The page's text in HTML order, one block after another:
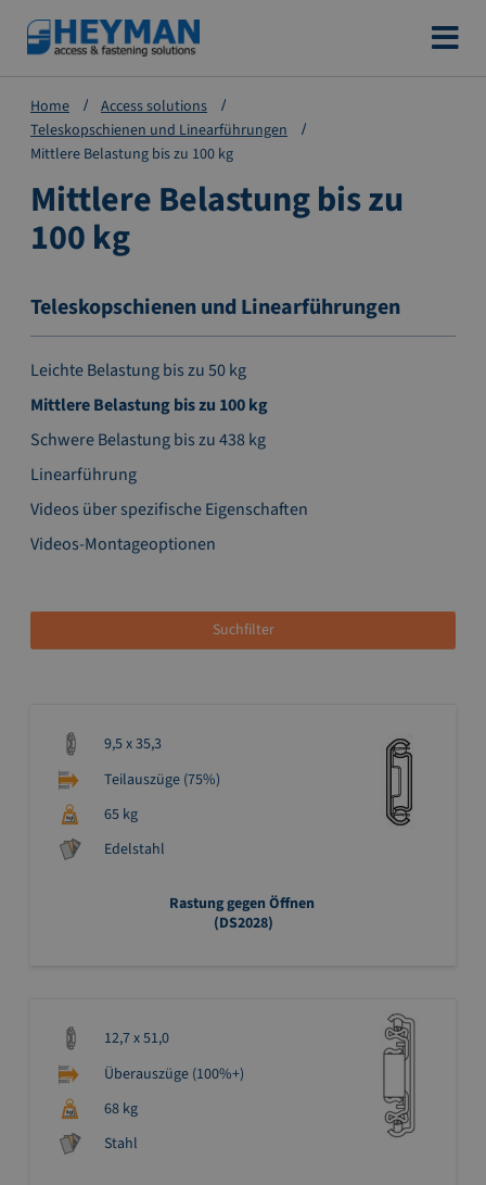
Zum
Inhalt
springen
Home
Access solutions
Teleskopschienen und Linearführungen
Mittlere Belastung bis zu 100 kg
Mittlere Belastung bis zu
100 kg
9,5 x 35,3
Teilauszüge (75%)
65 kg
Edelstahl
Rastung gegen Öffnen
(DS2028)
12,7 x 51,0
Überauszüge (100%+)
68 kg
Stahl
Teleskopschienen und Linearführungen
Leichte Belastung bis zu 50 kg
Mittlere Belastung bis zu 100 kg
Schwere Belastung bis zu 438 kg
Linearführung
Videos über spezifische Eigenschaften
Videos-Montageoptionen
Suchfilter